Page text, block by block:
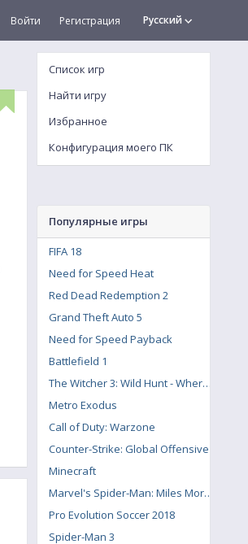
Русский
Войти Регистрация
Список игр
Найти игру
Избранное
Конфигурация моего ПК
Популярные игры
FIFA 18
Need for Speed Heat
Red Dead Redemption 2
Grand Theft Auto 5
Need for Speed Payback
Battlefield 1
The Witcher 3: Wild Hunt - Where the Cat and Wolf Play
Metro Exodus
Call of Duty: Warzone
Counter-Strike: Global Offensive
Minecraft
Marvel's Spider-Man: Miles Morales
Pro Evolution Soccer 2018
Spider-Man 3